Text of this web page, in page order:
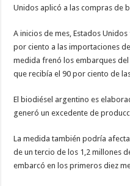
Unidos aplicó a las compras de
A inicios de mes, Estados
por ciento a las importaciones
medida frenó los embarques
que recibía el 90 por ciento de
El biodiésel argentino es
generó un excedente de
La medida también podría
de un tercio de los 1,2 millones
embarcó en los primeros diez